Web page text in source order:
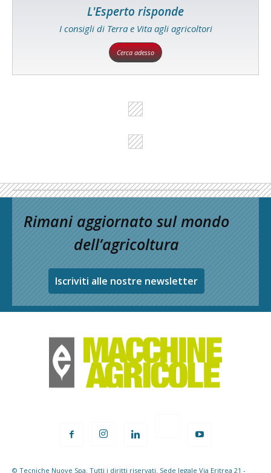
L'Esperto risponde
I consigli di Terra e Vita agli agricoltori
Cerca adesso
Rimani aggiornato sul mondo
dell’agricoltura
Iscriviti alle nostre newsletter
© Tecniche Nuove Spa. Tutti i diritti riservati. Sede legale Via Eritrea 21 -